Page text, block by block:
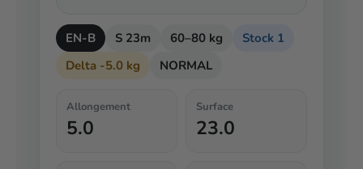
EN-B S 23m 60–80 kg
Stock 1
Delta -5.0 kg
NORMAL
Allongement
5.0
Surface
23.0